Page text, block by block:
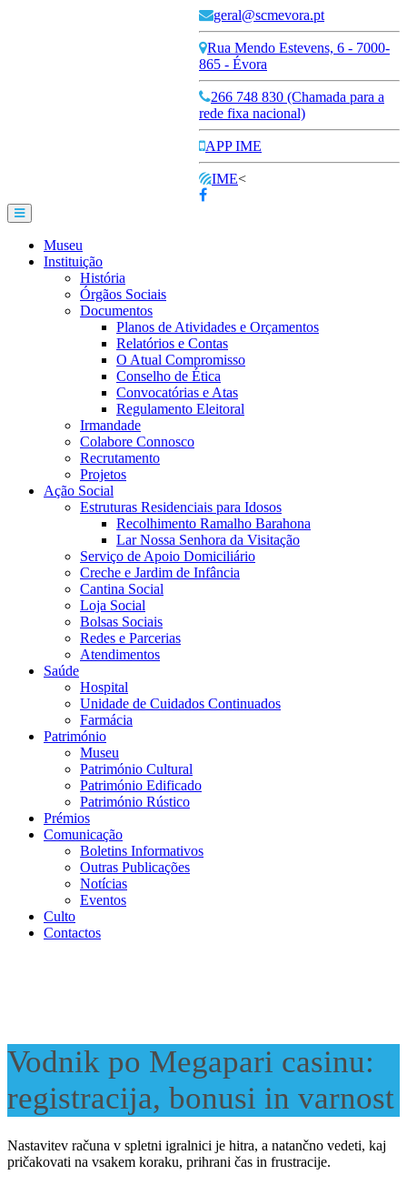
geral@scmevora.pt
Rua Mendo Estevens, 6 - 7000-
865 - Évora
266 748 830 (Chamada para a
rede fixa nacional)
APP IME
IME<
Museu
Instituição
História
Órgãos Sociais
Documentos
Planos de Atividades e Orçamentos
Relatórios e Contas
O Atual Compromisso
Conselho de Ética
Convocatórias e Atas
Regulamento Eleitoral
Irmandade
Colabore Connosco
Recrutamento
Projetos
Ação Social
Estruturas Residenciais para Idosos
Recolhimento Ramalho Barahona
Lar Nossa Senhora da Visitação
Serviço de Apoio Domiciliário
Creche e Jardim de Infância
Cantina Social
Loja Social
Bolsas Sociais
Redes e Parcerias
Atendimentos
Saúde
Hospital
Unidade de Cuidados Continuados
Farmácia
Património
Museu
Património Cultural
Património Edificado
Património Rústico
Prémios
Comunicação
Boletins Informativos
Outras Publicações
Notícias
Eventos
Culto
Contactos
Vodnik po Megapari casinu:
registracija, bonusi in varnost
Nastavitev računa v spletni igralnici je hitra, a natančno vedeti, kaj
pričakovati na vsakem koraku, prihrani čas in frustracije.